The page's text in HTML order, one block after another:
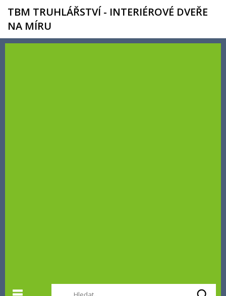
TBM TRUHLÁŘSTVÍ - INTERIÉROVÉ DVEŘE
NA MÍRU